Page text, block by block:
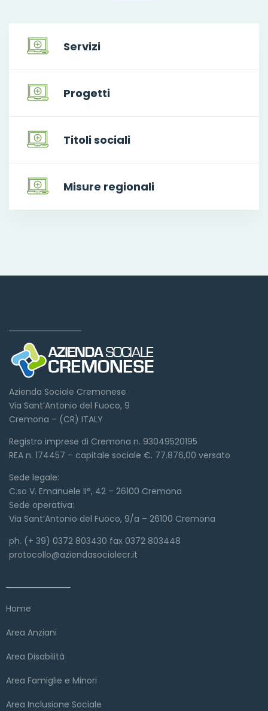
Servizi
Progetti
Titoli sociali
Misure regionali
Azienda Sociale Cremonese
Via Sant’Antonio del Fuoco, 9
Cremona – (CR) ITALY
Registro imprese di Cremona n. 93049520195
REA n. 174457 – capitale sociale €. 77.876,00 versato
Sede legale:
C.so V. Emanuele II°, 42 – 26100 Cremona
Sede operativa:
Via Sant’Antonio del Fuoco, 9/a – 26100 Cremona
ph. (+ 39) 0372 803430 fax 0372 803448
protocollo@aziendasocialecr.it
Home
Area Anziani
Area Disabilità
Area Famiglie e Minori
Area Inclusione Sociale